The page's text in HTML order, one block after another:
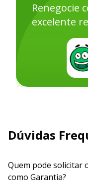
Renegocie
excelente
Dúvidas
Quem pode solicitar
como Garantia?